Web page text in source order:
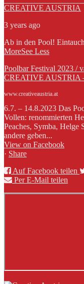
CREATIVE AUSTRIA
3 years ago
Ab in den Pool!
MoreSee Less
Poolbar Festival 2023 /
CREATIVE AUSTRIA
www.creativeaustria.at
6.7. – 14.8.2023 Das
Vollen: renommierten
Peaches, Symba,
andere geben...
View on Facebook
· Share
Auf Facebook teilen
Per E-Mail teilen